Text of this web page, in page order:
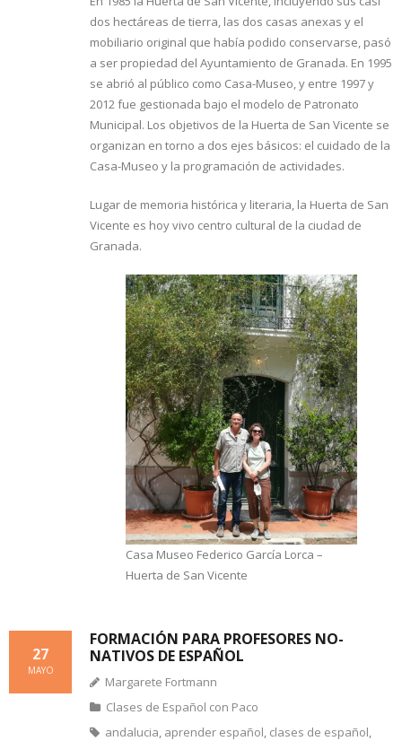
dos hectáreas de tierra, las dos casas anexas y el
mobiliario original que había podido conservarse, pasó
a ser propiedad del Ayuntamiento de Granada. En 1995
se abrió al público como Casa-Museo, y entre 1997 y
2012 fue gestionada bajo el modelo de Patronato
Municipal. Los objetivos de la Huerta de San Vicente se
organizan en torno a dos ejes básicos: el cuidado de la
Casa-Museo y la programación de actividades.
Lugar de memoria histórica y literaria, la Huerta de San
Vicente es hoy vivo centro cultural de la ciudad de
Granada.
Casa Museo Federico García Lorca –
Huerta de San Vicente
FORMACIÓN PARA PROFESORES NO-
NATIVOS DE ESPAÑOL
27
MAYO
Margarete Fortmann
Clases de Español con Paco
andalucia, aprender español, clases de español,